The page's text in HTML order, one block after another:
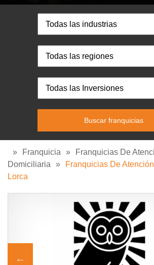
» Franquicia »
Franquicias De
Domiciliaria
»
Franquicias De
Lorca